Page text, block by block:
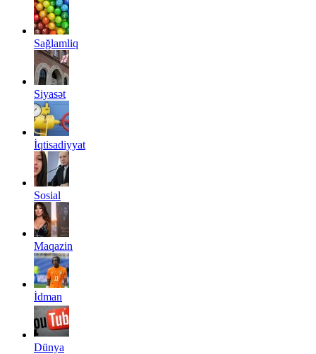
Sağlamliq
Siyasət
İqtisadiyyat
Sosial
Maqazin
İdman
Dünya